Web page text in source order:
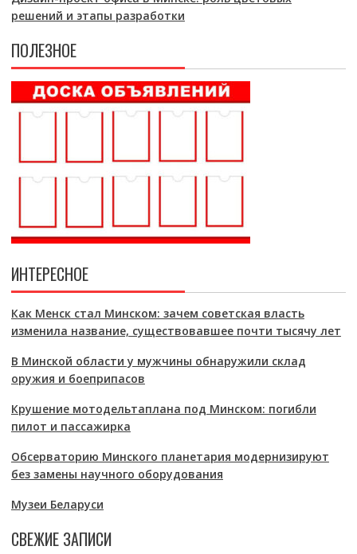
решений и этапы разработки
ПОЛЕЗНОЕ
ИНТЕРЕСНОЕ
Как Менск стал Минском: зачем советская власть
изменила название, существовавшее почти тысячу лет
В Минской области у мужчины обнаружили склад
оружия и боеприпасов
Крушение мотодельтаплана под Минском: погибли
пилот и пассажирка
Обсерваторию Минского планетария модернизируют
без замены научного оборудования
Музеи Беларуси
СВЕЖИЕ ЗАПИСИ